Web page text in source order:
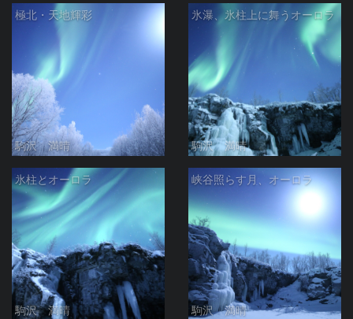
極北・天地輝彩
駒沢 満晴
氷瀑、氷柱上に舞うオーロラ
駒沢 満晴
氷柱とオーロラ
駒沢 満晴
峡谷照らす月、オーロラ
駒沢 満晴